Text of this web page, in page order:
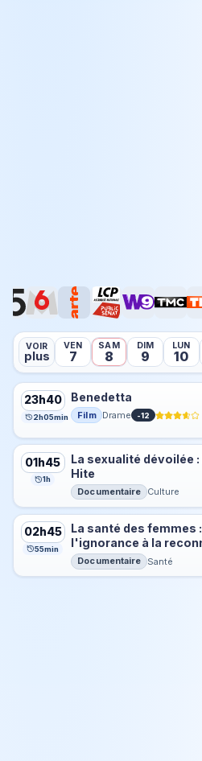
VOIR
plus
VEN
7
SAM
8
DIM
9
LUN
10
23h40
2h05min
Benedetta
Film Drame -12
01h45
1h
La sexualité dévoilée
Hite
Documentaire Culture
02h45
55min
La santé des femmes
l'ignorance à la
Documentaire Santé